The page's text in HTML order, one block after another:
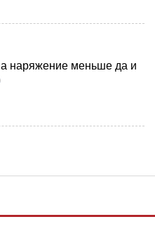
наряжение меньше да и